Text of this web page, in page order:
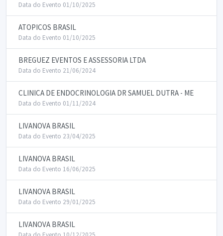
Data do Evento 01/10/2025
ATOPICOS BRASIL
Data do Evento 01/10/2025
BREGUEZ EVENTOS E ASSESSORIA LTDA
Data do Evento 21/06/2024
CLINICA DE ENDOCRINOLOGIA DR SAMUEL DUTRA - ME
Data do Evento 01/11/2024
LIVANOVA BRASIL
Data do Evento 23/04/2025
LIVANOVA BRASIL
Data do Evento 16/06/2025
LIVANOVA BRASIL
Data do Evento 29/01/2025
LIVANOVA BRASIL